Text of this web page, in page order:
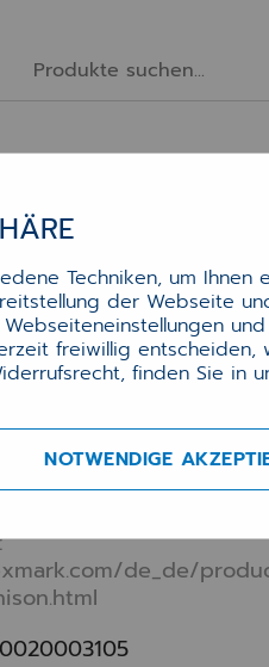
(Magenta) für
Seiten. Die Unison-
entsorgt werden.
de_de/
0020003105
Techniken, um Ihnen
der Webseite
freiwillig
finden Sie in
NOTWENDIGE